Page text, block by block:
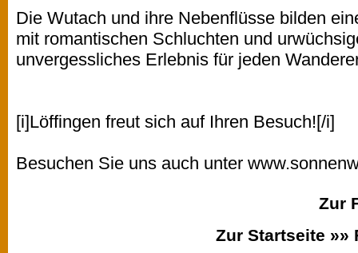
Die Wutach und ihre Nebenflüsse bilden
mit romantischen Schluchten und
unvergessliches Erlebnis für jeden
[i]Löffingen freut sich auf Ihren Besuch![/i]
Besuchen Sie uns auch unter
Zur
Zur Startseite »»